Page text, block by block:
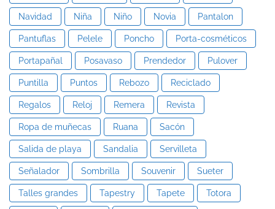
Navidad Niña Niño Novia Pantalon
Pantuflas Pelele Poncho Porta-cosméticos
Portapañal Posavaso Prendedor Pulover
Puntilla Puntos Rebozo Reciclado
Regalos Reloj Remera Revista
Ropa de muñecas Ruana Sacón
Salida de playa Sandalia Servilleta
Señalador Sombrilla Souvenir Sueter
Talles grandes Tapestry Tapete Totora